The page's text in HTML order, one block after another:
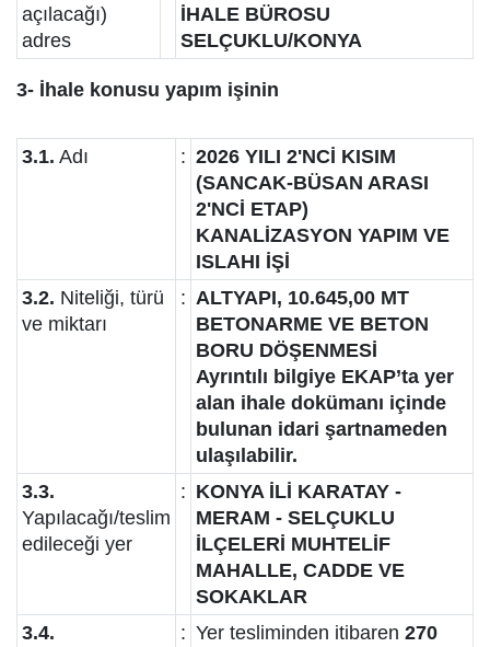
açılacağı)
adres
İHALE BÜROSU
SELÇUKLU/KONYA
3- İhale konusu yapım işinin
3.1. Adı : 2026 YILI 2'NCİ KISIM
(SANCAK-BÜSAN ARASI
2'NCİ ETAP)
KANALİZASYON YAPIM VE
ISLAHI İŞİ
3.2. Niteliği, türü
ve miktarı
: ALTYAPI, 10.645,00 MT
BETONARME VE BETON
BORU DÖŞENMESİ
Ayrıntılı bilgiye EKAP’ta yer
alan ihale dokümanı içinde
bulunan idari şartnameden
ulaşılabilir.
3.3.
Yapılacağı/teslim
edileceği yer
: KONYA İLİ KARATAY -
MERAM - SELÇUKLU
İLÇELERİ MUHTELİF
MAHALLE, CADDE VE
SOKAKLAR
3.4.
: Yer tesliminden itibaren 270